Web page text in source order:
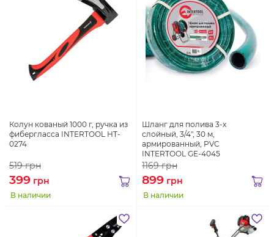
Колун кованый 1000 г, ручка из
фибергласса INTERTOOL HT-
0274
519грн
399 грн
В наличии
Шланг для полива 3-х
слойный, 3/4", 30 м,
армированный, PVC
INTERTOOL GE-4045
1169грн
899 грн
В наличии